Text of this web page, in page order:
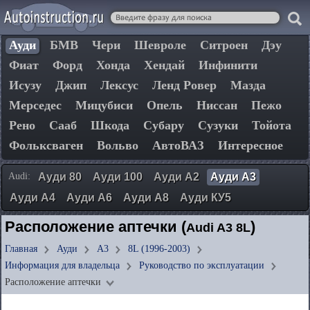
Ауди БМВ Чери Шевроле Ситроен
Дэу
Фиат
Форд Хонда Хендай
Инфинити
Исузу
Джип Лексус Ленд Ровер
Мазда
Мерседес
Мицубиси Опель Ниссан
Пежо
Рено
Сааб Шкода Субару Сузуки
Тойота
Фольксваген
Вольво АвтоВАЗ Интересное
Audi: Ауди 80 Ауди 100 Ауди А2
Ауди А3
Ауди А4
Ауди А6 Ауди А8 Ауди КУ5
Расположение аптечки (Audi A3 8L)
Главная Ауди А3
8L (1996-2003)
Информация для владельца
Руководство по эксплуатации
Расположение аптечки